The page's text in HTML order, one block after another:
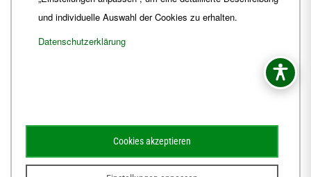
Schematismus Amtsblatt
und individuelle Auswahl der Cookies zu erhalten.
Datenschutzerklärung
Cookies akzeptieren